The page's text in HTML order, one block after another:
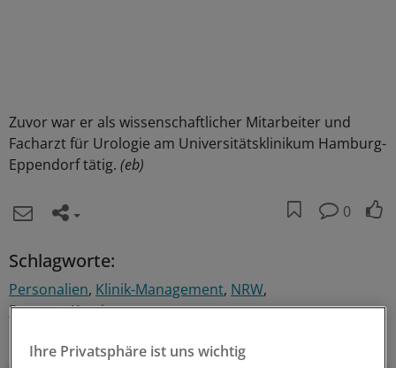
Zuvor war er als wissenschaftlicher Mitarbeiter und
Facharzt für Urologie am Universitätsklinikum Hamburg-
Eppendorf tätig. (eb)
0
Schlagworte:
Personalien Klinik-Management NRW
Prostata-Karzinom
Ihr Newsletter zum Thema
Ihre Privatsphäre ist uns wichtig